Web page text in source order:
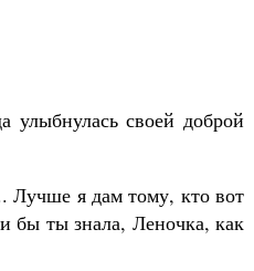
своей доброй
Лучше я дам тому, кто вот
бы ты знала, Леночка, как